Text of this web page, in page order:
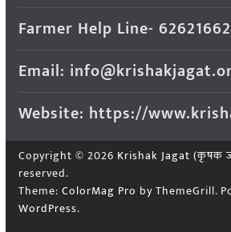
Farmer Help Line-
Email:
Website: https://
Copyright © 2026 Krishak Jagat (कृषक
reserved.
Theme: ColorMag Pro by ThemeGrill.
WordPress.